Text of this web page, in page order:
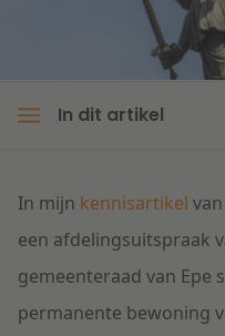
In dit artikel
In mijn kennisartikel
een afdelingsuitspraak
gemeenteraad van Epe
permanente bewoning